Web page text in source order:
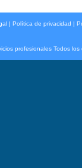
Política de privacidad
profesionales Todos los